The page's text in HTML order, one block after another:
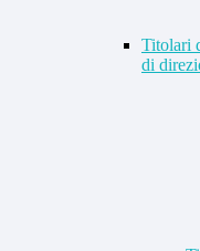
Titolari
di